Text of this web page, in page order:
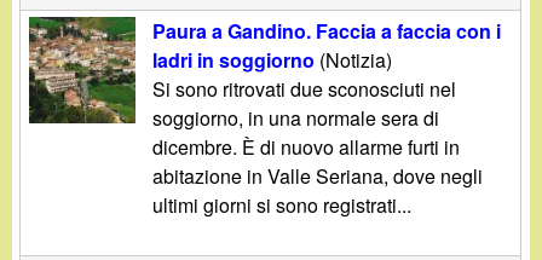
Paura a Gandino. Faccia a faccia con i
ladri in soggiorno (Notizia)
Si sono ritrovati due sconosciuti nel
soggiorno, in una normale sera di
dicembre. È di nuovo allarme furti in
abitazione in Valle Seriana, dove negli
ultimi giorni si sono registrati...